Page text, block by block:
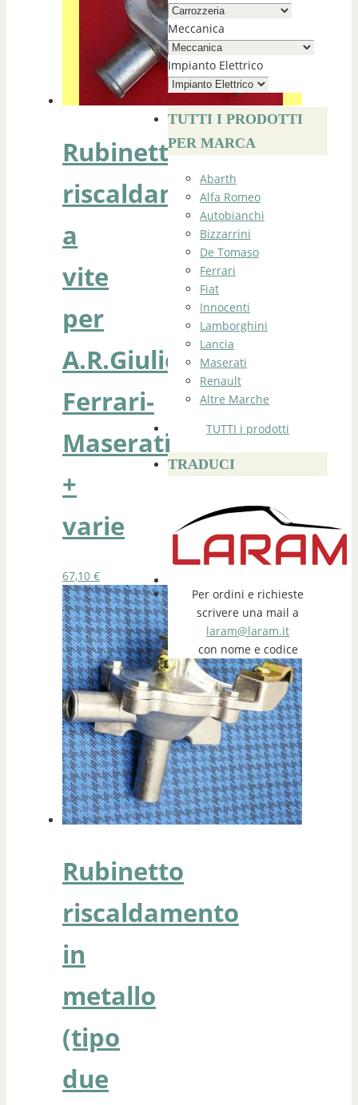
Rubinetto
riscaldamento
a
vite
per
A.R.Giulietta-
Ferrari-
Maserati
+
varie
67,10 €
Rubinetto
riscaldamento
in
metallo
(tipo
due
Meccanica
Impianto Elettrico
TUTTI I PRODOTTI
PER MARCA
Abarth
Alfa Romeo
Autobianchi
Bizzarrini
De Tomaso
Ferrari
Fiat
Innocenti
Lamborghini
Lancia
Maserati
Renault
Altre Marche
TUTTI i prodotti
TRADUCI
Per ordini e richieste
scrivere una mail a
laram@laram.it
con nome e codice